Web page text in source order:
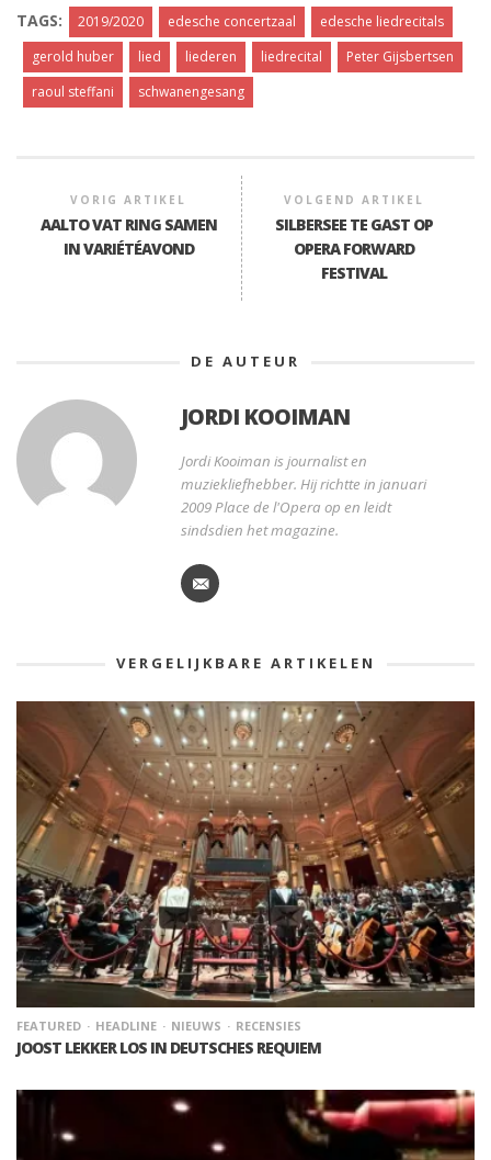
TAGS: 2019/2020 edesche concertzaal
edesche liedrecitals
gerold huber
lied liederen liedrecital
Peter Gijsbertsen
raoul steffani
schwanengesang
VORIG ARTIKEL
AALTO VAT RING SAMEN
IN VARIÉTÉAVOND
VOLGEND ARTIKEL
SILBERSEE TE GAST OP
OPERA FORWARD
FESTIVAL
DE AUTEUR
JORDI KOOIMAN
Jordi Kooiman is journalist en
muziekliefhebber. Hij richtte in januari
2009 Place de l'Opera op en leidt
sindsdien het magazine.
VERGELIJKBARE ARTIKELEN
FEATURED HEADLINE NIEUWS RECENSIES
JOOST LEKKER LOS IN DEUTSCHES REQUIEM